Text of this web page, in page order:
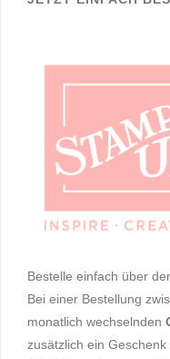
Bestelle einfach über
Bei einer Bestellung
monatlich wechselnden
zusätzlich ein